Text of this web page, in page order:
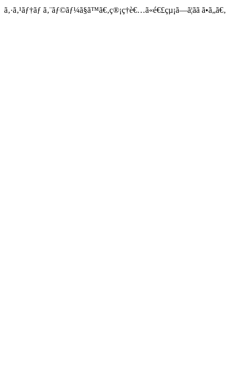
ã‚·ã‚¹ãƒ†ãƒ ã‚¨ãƒ©ãƒ¼ã§ã™ã€‚ç®¡ç†è€…ã«é€£çµ¡ã—ã¦ãã ã•ã„ã€‚